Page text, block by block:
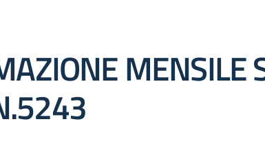
MENSILE